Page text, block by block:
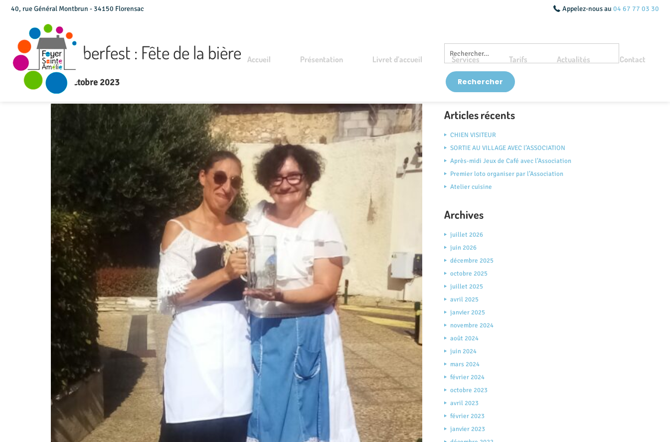
40, rue Général Montbrun - 34150 Florensac Appelez-nous au 04 67 77 03 30
Accueil Présentation Livret d’accueil Services Tarifs Actualités Contact
Oktoberfest : Fête de la bière
Le 3 octobre 2023
Articles récents
CHIEN VISITEUR
SORTIE AU VILLAGE AVEC l’ASSOCIATION
Après-midi Jeux de Café avec l’Association
Premier loto organiser par l’Association
Atelier cuisine
Archives
juillet 2026
juin 2026
décembre 2025
octobre 2025
juillet 2025
avril 2025
janvier 2025
novembre 2024
août 2024
juin 2024
mars 2024
février 2024
octobre 2023
avril 2023
février 2023
janvier 2023